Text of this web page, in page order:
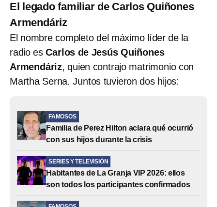
El legado familiar de Carlos Quiñones
Armendáriz
El nombre completo del máximo líder de la
radio esCarlos de Jesús Quiñones
Armendáriz, quien contrajo matrimonio con
Martha Serna. Juntos tuvieron dos hijos:
FAMOSOS
Familia de Perez Hilton aclara qué ocurrió
con sus hijos durante la crisis
SERIES Y TELEVISIÓN
Habitantes de La Granja VIP 2026: ellos
son todos los participantes confirmados